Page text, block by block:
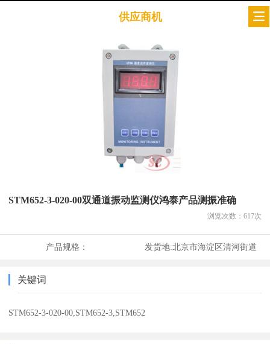
供应商机
STM652-3-020-00双通道振动监测仪鸿泰产品测振准确
浏览次数： 617次
产品规格： 发货地:北京市海淀区清河街道
关键词
STM652-3-020-00,STM652-3,STM652